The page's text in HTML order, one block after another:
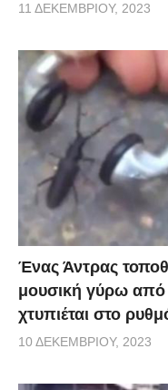
11 ΔΕΚΕΜΒΡΊΟΥ, 2023
Ένας Άντρας
μουσική γύρω από
χτυπιέται στο
10 ΔΕΚΕΜΒΡΊΟΥ, 2023